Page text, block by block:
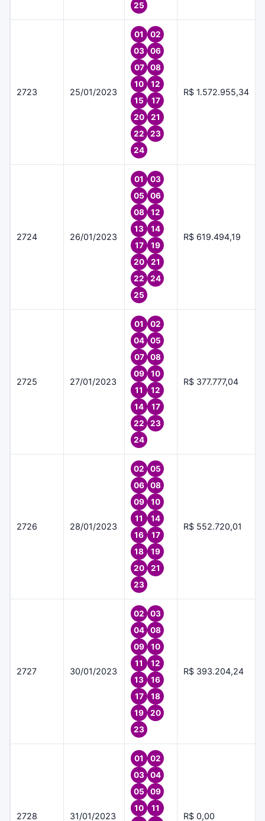
25
2723 25/01/2023
01
02
03
06
07
08
10
12
15
17
20
21
22
23
24
R$ 1.572.955,34
2724 26/01/2023
01
03
05
06
08
12
13
14
17
19
20
21
22
24
25
R$ 619.494,19
2725 27/01/2023
01
02
04
05
07
08
09
10
11
12
14
17
22
23
24
R$ 377.777,04
2726 28/01/2023
02
05
06
08
09
10
11
14
16
17
18
19
20
21
23
R$ 552.720,01
2727 30/01/2023
02
03
04
08
09
10
11
12
13
16
17
18
19
20
23
R$ 393.204,24
2728 31/01/2023
01
02
03
04
05
09
10
11
R$ 0,00